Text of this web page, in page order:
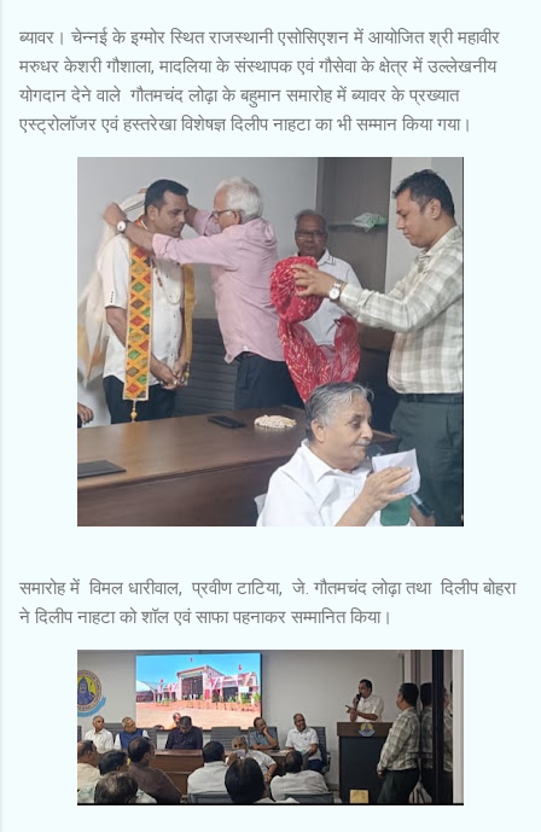
ब्यावर। चेन्नई के इग्मोर स्थित राजस्थानी एसोसिएशन में आयोजित श्री महावीर
मरुधर केशरी गौशाला, मादलिया के संस्थापक एवं गौसेवा के क्षेत्र में उल्लेखनीय
योगदान देने वाले गौतमचंद लोढ़ा के बहुमान समारोह में ब्यावर के प्रख्यात
एस्ट्रोलॉजर एवं हस्तरेखा विशेषज्ञ दिलीप नाहटा का भी सम्मान किया गया।
समारोह में विमल धारीवाल, प्रवीण टाटिया, जे. गौतमचंद लोढ़ा तथा दिलीप बोहरा
ने दिलीप नाहटा को शॉल एवं साफा पहनाकर सम्मानित किया।